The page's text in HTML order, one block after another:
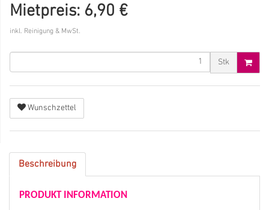
Mietpreis: 6,90 €
inkl. Reinigung & MwSt.
Stk
Wunschzettel
Beschreibung
PRODUKT INFORMATION